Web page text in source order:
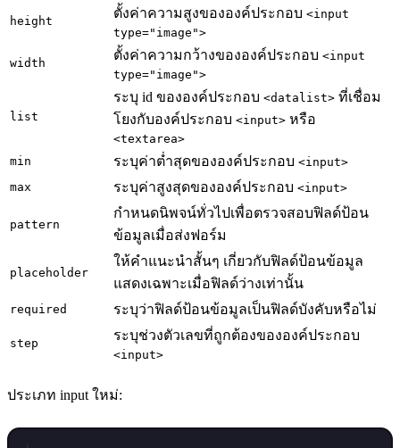
height
ตั้งค่าความสูงขององค์ประกอบ <input
type="image">
width
ตั้งค่าความกว้างขององค์ประกอบ <input
type="image">
list
ระบุ id ขององค์ประกอบ <datalist> ที่เชื่อม
โยงกับองค์ประกอบ <input> หรือ
<textarea>
min
ระบุค่าต่ำสุดขององค์ประกอบ <input>
max
ระบุค่าสูงสุดขององค์ประกอบ <input>
pattern
กำหนดนิพจน์ทั่วไปเพื่อตรวจสอบฟิลด์ป้อน
ข้อมูลเมื่อส่งฟอร์ม
placeholder
ให้คำแนะนำสั้นๆ เกี่ยวกับฟิลด์ป้อนข้อมูล
แสดงเฉพาะเมื่อฟิลด์ว่างเท่านั้น
required ระบุว่าฟิลด์ป้อนข้อมูลเป็นฟิลด์บังคับหรือไม่
step
ระบุช่วงตัวเลขที่ถูกต้องขององค์ประกอบ
<input>
ประเภท input ใหม่: